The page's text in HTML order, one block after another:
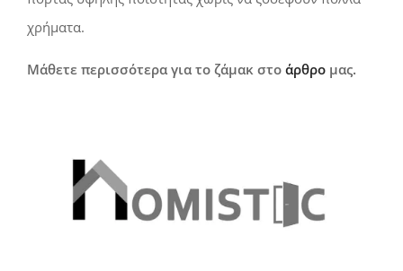
χρήματα.
Μάθετε περισσότερα για το ζάμακ στο άρθρο μας.